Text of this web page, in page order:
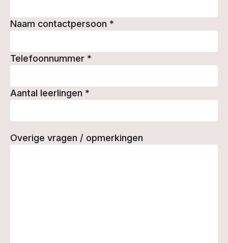
Naam contactpersoon *
Telefoonnummer *
Aantal leerlingen *
Overige vragen / opmerkingen